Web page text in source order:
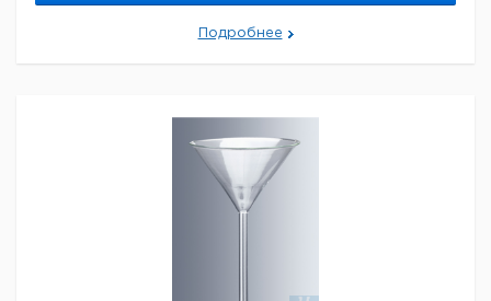
Технические данные:
4250317352484Подробнее